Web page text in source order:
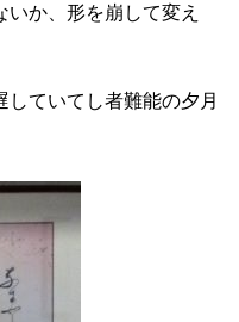
か、形を崩して変え
していてし者難能の夕月